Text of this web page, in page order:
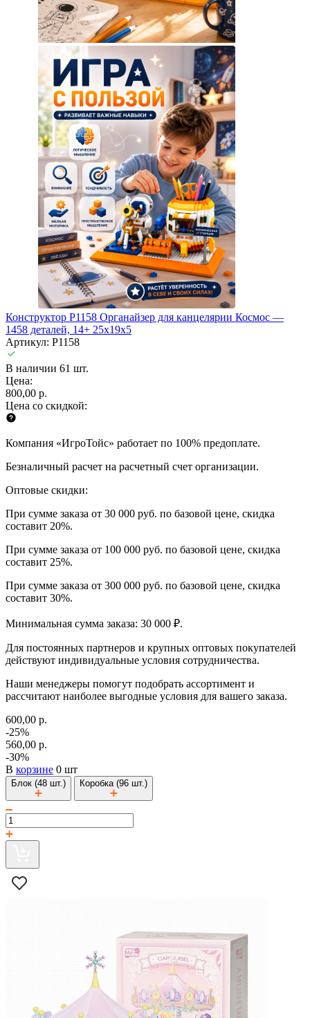
Конструктор P1158 Органайзер для канцелярии Космос —
1458 деталей, 14+ 25х19х5
Артикул: P1158
В наличии 61 шт.
Цена:
800,00 р.
Цена со скидкой:
Компания «ИгроТойс» работает по 100% предоплате.
Безналичный расчет на расчетный счет организации.
Оптовые скидки:
При сумме заказа от 30 000 руб. по базовой цене, скидка
составит 20%.
При сумме заказа от 100 000 руб. по базовой цене, скидка
составит 25%.
При сумме заказа от 300 000 руб. по базовой цене, скидка
составит 30%.
Минимальная сумма заказа: 30 000 ₽.
Для постоянных партнеров и крупных оптовых покупателей
действуют индивидуальные условия сотрудничества.
Наши менеджеры помогут подобрать ассортимент и
рассчитают наиболее выгодные условия для вашего заказа.
600,00 р.
-25%
560,00 р.
-30%
В корзине 0 шт
Блок (48 шт.) Коробка (96 шт.)